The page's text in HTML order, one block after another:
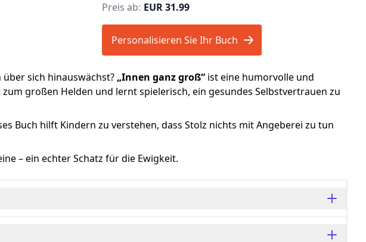
Preis ab: EUR 31.99
Personalisieren Sie Ihr Buch
sich hinauswächst? „Innen ganz groß“ ist eine humorvolle und
großen Helden und lernt spielerisch, ein gesundes Selbstvertrauen zu
Buch hilft Kindern zu verstehen, dass Stolz nichts mit Angeberei zu tun
– ein echter Schatz für die Ewigkeit.
Buch schlägt die Brücke: Es bietet Eltern und Pädagogen eine